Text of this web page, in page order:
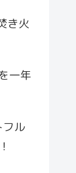
き火
一年
フル